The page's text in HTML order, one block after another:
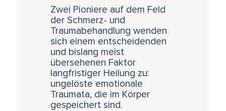
Zwei Pioniere auf dem Feld
der Schmerz- und
Traumabehandlung wenden
sich einem entscheidenden
und bislang meist
übersehenen Faktor
langfristiger Heilung zu:
ungelöste emotionale
Traumata, die im Körper
gespeichert sind.